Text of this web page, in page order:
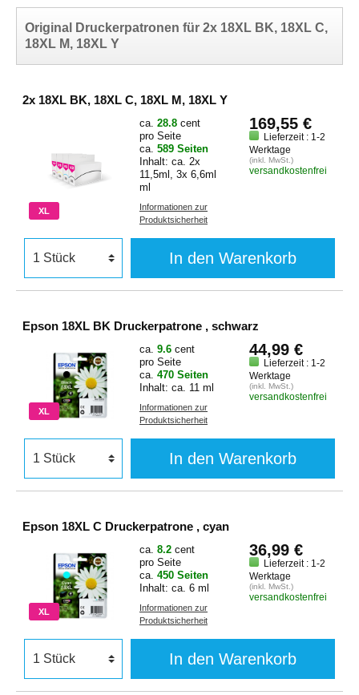
Original Druckerpatronen für 2x 18XL BK, 18XL C,
18XL M, 18XL Y
2x 18XL BK, 18XL C, 18XL M, 18XL Y
XL
ca. 28.8 cent
pro Seite
ca. 589 Seiten
Inhalt: ca. 2x
11,5ml, 3x 6,6ml
ml
Informationen zur
Produktsicherheit
169,55 €
Lieferzeit : 1-2
Werktage
(inkl. MwSt.)
versandkostenfrei
In den Warenkorb
Epson 18XL BK Druckerpatrone , schwarz
XL
ca. 9.6 cent
pro Seite
ca. 470 Seiten
Inhalt: ca. 11 ml
Informationen zur
Produktsicherheit
44,99 €
Lieferzeit : 1-2
Werktage
(inkl. MwSt.)
versandkostenfrei
In den Warenkorb
Epson 18XL C Druckerpatrone , cyan
XL
ca. 8.2 cent
pro Seite
ca. 450 Seiten
Inhalt: ca. 6 ml
Informationen zur
Produktsicherheit
36,99 €
Lieferzeit : 1-2
Werktage
(inkl. MwSt.)
versandkostenfrei
In den Warenkorb